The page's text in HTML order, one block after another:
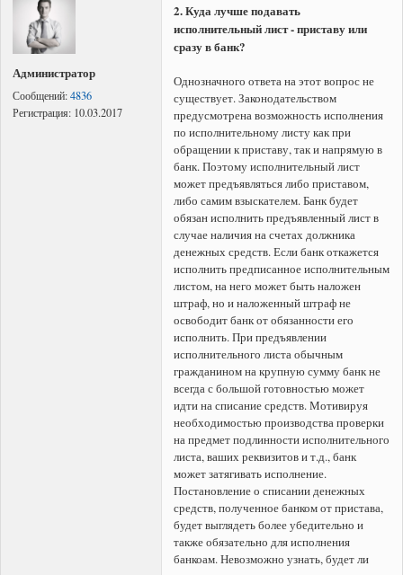
Администратор
Сообщений:4836
Регистрация: 10.03.2017
2. Куда лучше подавать
исполнительный лист - приставу или
сразу в банк?
Однозначного ответа на этот вопрос не
существует. Законодательством
предусмотрена возможность исполнения
по исполнительному листу как при
обращении к приставу, так и напрямую в
банк. Поэтому исполнительный лист
может предъявляться либо приставом,
либо самим взыскателем. Банк будет
обязан исполнить предъявленный лист в
случае наличия на счетах должника
денежных средств. Если банк откажется
исполнить предписанное исполнительным
листом, на него может быть наложен
штраф, но и наложенный штраф не
освободит банк от обязанности его
исполнить. При предъявлении
исполнительного листа обычным
гражданином на крупную сумму банк не
всегда с большой готовностью может
идти на списание средств. Мотивируя
необходимостью производства проверки
на предмет подлинности исполнительного
листа, ваших реквизитов и т.д., банк
может затягивать исполнение.
Постановление о списании денежных
средств, полученное банком от пристава,
будет выглядеть более убедительно и
также обязательно для исполнения
банкоам. Невозможно узнать, будет ли